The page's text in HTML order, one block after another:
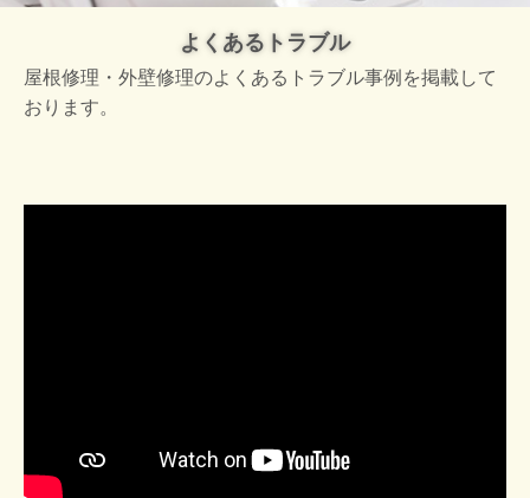
よくあるトラブル
屋根修理・外壁修理のよくあるトラブル事例を掲載して
おります。